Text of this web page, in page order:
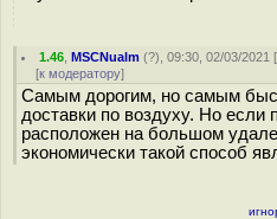
1.46 ,MSCNualm (?), 09:30, 02/03/2021 [
[к модератору]
Самым дорогим, но самым
доставки по воздуху. Но если
расположен на большом
экономически такой способ